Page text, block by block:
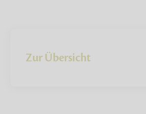
Zur Übersicht